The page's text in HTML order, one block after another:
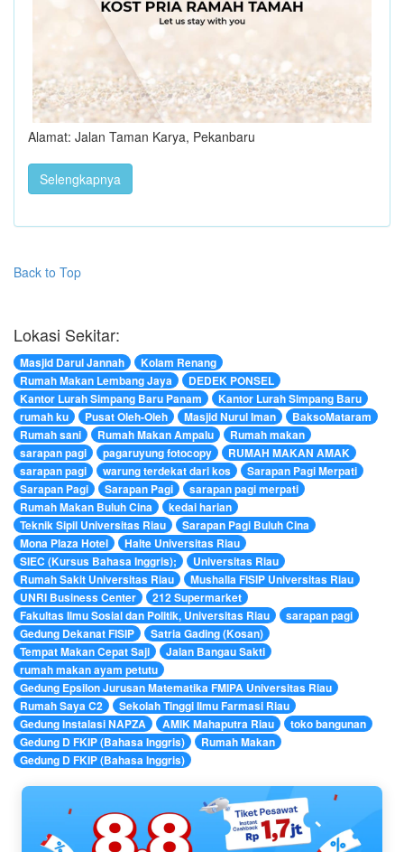
Alamat: Jalan Taman Karya, Pekanbaru
Selengkapnya
Back to Top
Lokasi Sekitar:
Masjid Darul Jannah
Kolam Renang
Rumah Makan Lembang Jaya
DEDEK PONSEL
Kantor Lurah Simpang Baru Panam
Kantor Lurah Simpang Baru
rumah ku
Pusat Oleh-Oleh Masjid Nurul Iman
BaksoMataram
Rumah sani
Rumah Makan Ampalu
Rumah makan
sarapan pagi
pagaruyung fotocopy
RUMAH MAKAN AMAK
sarapan pagi
warung terdekat dari kos
Sarapan Pagi Merpati
Sarapan Pagi
Sarapan Pagi
sarapan pagi merpati
Rumah Makan Buluh Cina
kedai harian
Teknik Sipil Universitas Riau
Sarapan Pagi Buluh Cina
Mona Plaza Hotel
Halte Universitas Riau
SIEC (Kursus Bahasa Inggris);
Universitas Riau
Rumah Sakit Universitas Riau
Mushalla FISIP Universitas Riau
UNRI Business Center
212 Supermarket
Fakultas Ilmu Sosial dan Politik, Universitas Riau
sarapan pagi
Gedung Dekanat FISIP
Satria Gading (Kosan)
Tempat Makan Cepat Saji
Jalan Bangau Sakti
rumah makan ayam petutu
Gedung Epsilon Jurusan Matematika FMIPA Universitas Riau
Rumah Saya C2
Sekolah Tinggi Ilmu Farmasi Riau
Gedung Instalasi NAPZA
AMIK Mahaputra Riau
toko bangunan
Gedung D FKIP (Bahasa Inggris)
Rumah Makan
Gedung D FKIP (Bahasa Inggris)